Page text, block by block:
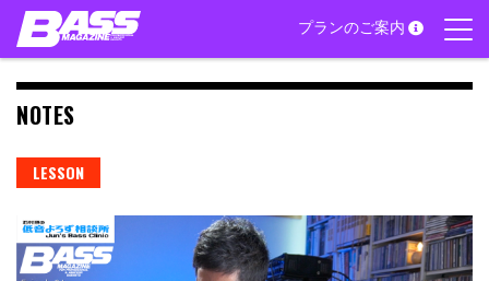
Skip
content
プランのご案内
NOTES
LESSON